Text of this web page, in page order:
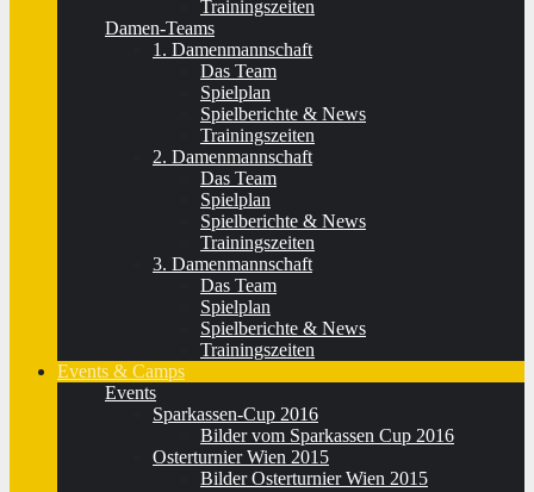
Trainingszeiten
Damen-Teams
1. Damenmannschaft
Das Team
Spielplan
Spielberichte & News
Trainingszeiten
2. Damenmannschaft
Das Team
Spielplan
Spielberichte & News
Trainingszeiten
3. Damenmannschaft
Das Team
Spielplan
Spielberichte & News
Trainingszeiten
Events & Camps
Events
Sparkassen-Cup 2016
Bilder vom Sparkassen Cup 2016
Osterturnier Wien 2015
Bilder Osterturnier Wien 2015